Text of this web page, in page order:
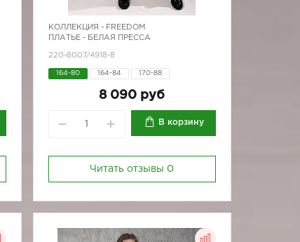
КОЛЛЕКЦИЯ - FREEDOM
ПЛАТЬЕ - БЕЛАЯ ПРЕССА
220-8007/4918-8
164-80 164-84 170-88
8 090 руб
В корзину
Читать отзывы 0